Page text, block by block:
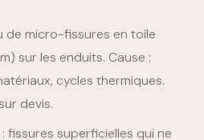
de micro-fissures en toile
sur les enduits. Cause :
cycles thermiques.
devis.
: fissures superficielles qui ne